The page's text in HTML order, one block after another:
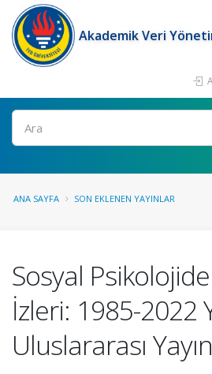
Akademik Veri
Ara
ANA SAYFA SON EKLENEN YAYINLAR
Sosyal
İzleri: 1985-2022
Uluslararası